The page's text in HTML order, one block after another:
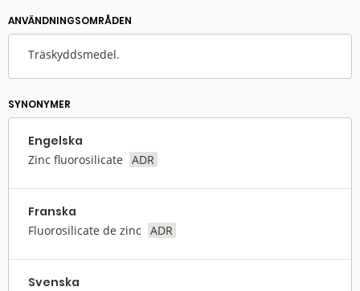
ANVÄNDNINGS­OMRÅDEN
Träskyddsmedel.
SYNONYMER
Engelska
Zinc fluorosilicate ADR
Franska
Fluorosilicate de zinc ADR
Svenska